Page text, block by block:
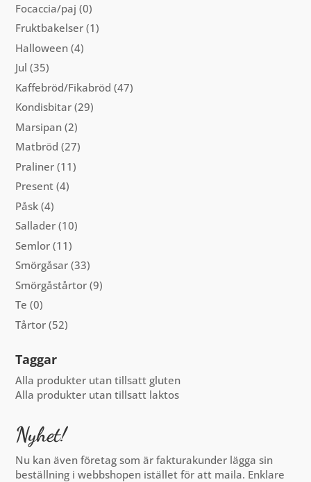
Focaccia/paj (0)
Fruktbakelser (1)
Halloween (4)
Jul (35)
Kaffebröd/Fikabröd (47)
Kondisbitar (29)
Marsipan (2)
Matbröd (27)
Praliner (11)
Present (4)
Påsk (4)
Sallader (10)
Semlor (11)
Smörgåsar (33)
Smörgåstårtor (9)
Te (0)
Tårtor (52)
Taggar
Alla produkter utan tillsatt gluten
Alla produkter utan tillsatt laktos
Nyhet!
Nu kan även företag som är fakturakunder lägga sin
beställning i webbshopen istället för att maila. Enklare